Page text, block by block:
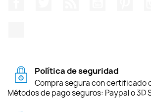
Política de seguridad
Compra segura con certificado
Métodos de pago seguros: Paypal o 3D